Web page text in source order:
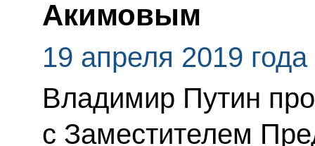
Акимовым
19 апреля 2019 года
Владимир Путин
с Заместителем